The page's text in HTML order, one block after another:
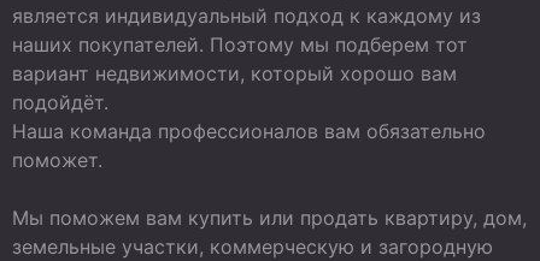
является индивидуальный подход к каждому из
наших покупателей. Поэтому мы подберем тот
вариант недвижимости, который хорошо вам
подойдёт.
Наша команда профессионалов вам обязательно
поможет.
Мы поможем вам купить или продать квартиру, дом,
земельные участки, коммерческую и загородную